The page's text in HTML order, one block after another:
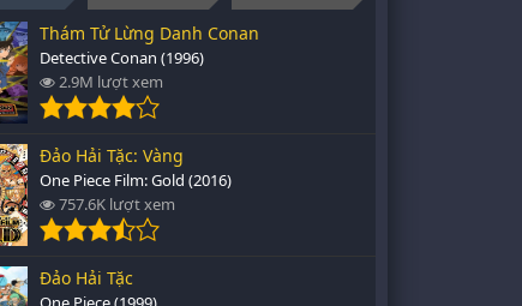
Thám Tử Lừng Danh Conan
Detective Conan (1996)
2.9M lượt xem
Đảo Hải Tặc: Vàng
One Piece Film: Gold (2016)
757.6K lượt xem
Đảo Hải Tặc